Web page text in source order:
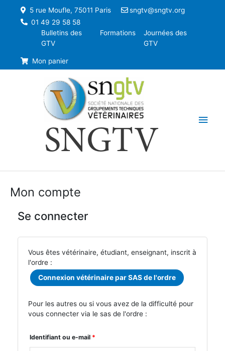
5 rue Moufle, 75011 Paris
sngtv@sngtv.org
01 49 29 58 58
Bulletins des
GTV
Formations
Journées des
GTV
Mon panier
SNGTV
Mon compte
Se connecter
Vous êtes vétérinaire, étudiant, enseignant, inscrit à
l'ordre :
Connexion vétérinaire par SAS de l'ordre
Pour les autres ou si vous avez de la difficulté pour
vous connecter via le sas de l'ordre :
Identifiant ou e-mail *